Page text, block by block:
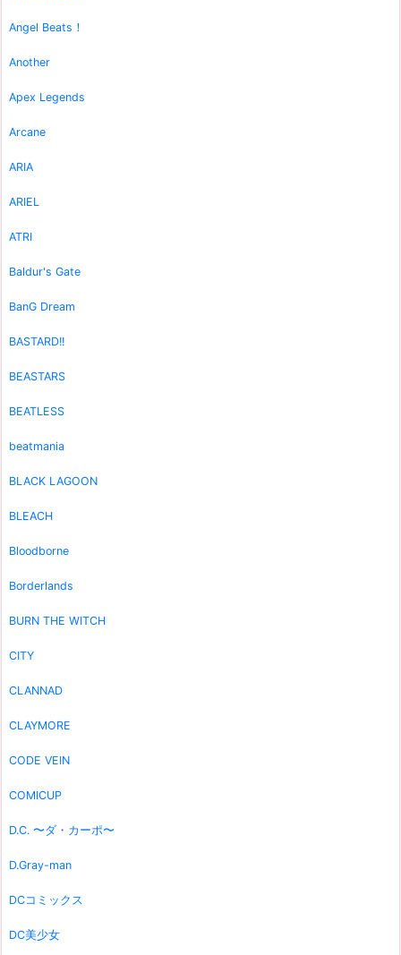
Angel Beats！
Another
Apex Legends
Arcane
ARIA
ARIEL
ATRI
Baldur's Gate
BanG Dream
BASTARD!!
BEASTARS
BEATLESS
beatmania
BLACK LAGOON
BLEACH
Bloodborne
Borderlands
BURN THE WITCH
CITY
CLANNAD
CLAYMORE
CODE VEIN
COMICUP
D.C. 〜ダ・カーポ〜
D.Gray-man
DCコミックス
DC美少女